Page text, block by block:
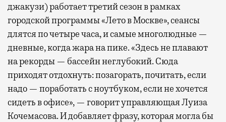
джакузи) работает третий сезон в рамках
городской программы «Лето в Москве», сеансы
длятся по четыре часа, и самые многолюдные —
дневные, когда жара на пике. «Здесь не плавают
на рекорды — бассейн неглубокий. Сюда
приходят отдохнуть: позагорать, почитать, если
надо — поработать с ноутбуком, если не хочется
сидеть в офисе», — говорит управляющая Луиза
Кочемасова. И добавляет фразу, которая могла бы